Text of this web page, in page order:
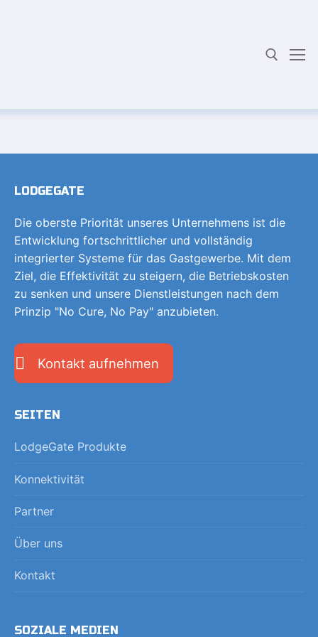
springen
Suchen Sie nach:
LODGEGATE
Die oberste Priorität unseres Unternehmens ist die
Entwicklung fortschrittlicher und vollständig
integrierter Systeme für das Gastgewerbe. Mit dem
Ziel, die Effektivität zu steigern, die Betriebskosten
zu senken und unsere Dienstleistungen nach dem
Prinzip "No Cure, No Pay" anzubieten.
Kontakt aufnehmen
SEITEN
LodgeGate Produkte
Konnektivität
Partner
Über uns
Kontakt
SOZIALE MEDIEN